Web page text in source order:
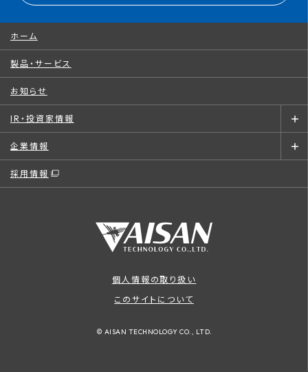
ホーム
製品・サービス
お知らせ
IR・投資家情報
企業情報
採用情報
個人情報の取り扱い
このサイトについて
© AISAN TECHNOLOGY CO., LTD.